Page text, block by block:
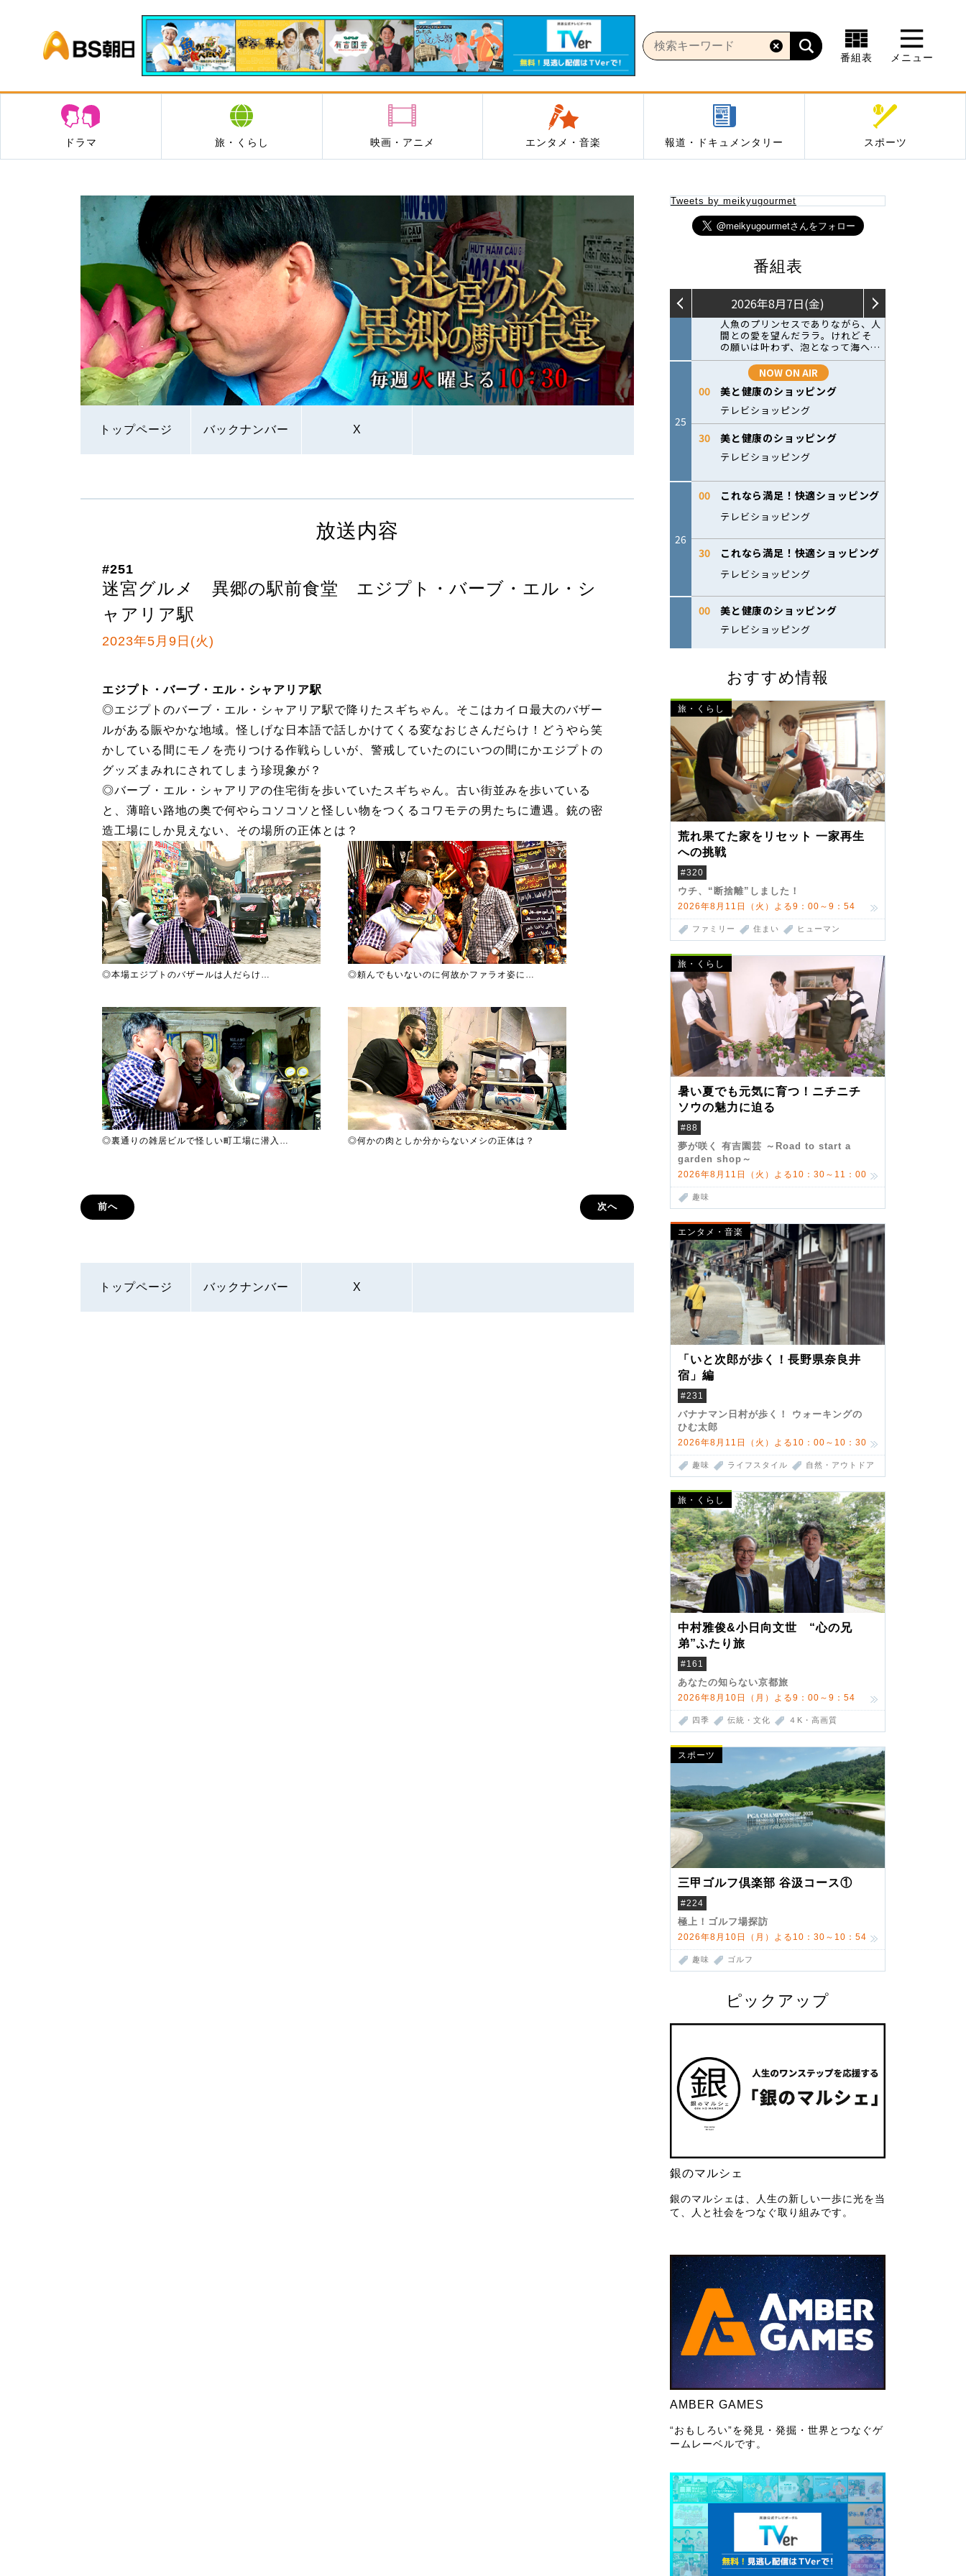
BS朝日
番組表 メニュー
ドラマ 旅・くらし 映画・アニメ エンタメ・音楽 報道・ドキュメンタリー スポーツ
トップページ バックナンバー X
Tweets by meikyugourmet
番組表
おすすめ情報
旅・くらし
荒れ果てた家をリセット 一家再生
への挑戦
#320
ウチ、“断捨離”しました！
2026年8月11日（火）よる9：00～9：54
ファミリー 住まい ヒューマン
旅・くらし
暑い夏でも元気に育つ！ニチニチ
ソウの魅力に迫る
#88
夢が咲く 有吉園芸 ～Road to start a
garden shop～
2026年8月11日（火）よる10：30～11：00
趣味
エンタメ・音楽
「いと次郎が歩く！長野県奈良井
宿」編
#231
バナナマン日村が歩く！ ウォーキングの
ひむ太郎
2026年8月11日（火）よる10：00～10：30
趣味 ライフスタイル 自然・アウトドア
旅・くらし
中村雅俊&小日向文世 “心の兄
弟”ふたり旅
#161
あなたの知らない京都旅
2026年8月10日（月）よる9：00～9：54
四季 伝統・文化 ４K・高画質
スポーツ
三甲ゴルフ倶楽部 谷汲コース①
#224
極上！ゴルフ場探訪
2026年8月10日（月）よる10：30～10：54
趣味 ゴルフ
ピックアップ
銀のマルシェ
銀のマルシェは、人生の新しい一歩に光を当
て、人と社会をつなぐ取り組みです。
AMBER GAMES
“おもしろい”を発見・発掘・世界とつなぐゲ
ームレーベルです。
放送内容
#251
迷宮グルメ 異郷の駅前食堂 エジプト・バーブ・エル・シ
ャアリア駅
2023年5月9日(火)
エジプト・バーブ・エル・シャアリア駅
◎エジプトのバーブ・エル・シャアリア駅で降りたスギちゃん。そこはカイロ最大のバザー
ルがある賑やかな地域。怪しげな日本語で話しかけてくる変なおじさんだらけ！どうやら笑
かしている間にモノを売りつける作戦らしいが、警戒していたのにいつの間にかエジプトの
グッズまみれにされてしまう珍現象が？
◎バーブ・エル・シャアリアの住宅街を歩いていたスギちゃん。古い街並みを歩いている
と、薄暗い路地の奥で何やらコソコソと怪しい物をつくるコワモテの男たちに遭遇。銃の密
造工場にしか見えない、その場所の正体とは？
◎本場エジプトのバザールは人だらけ… ◎頼んでもいないのに何故かファラオ姿に…
◎裏通りの雑居ビルで怪しい町工場に潜入… ◎何かの肉としか分からないメシの正体は？
前へ 次へ
トップページ バックナンバー X